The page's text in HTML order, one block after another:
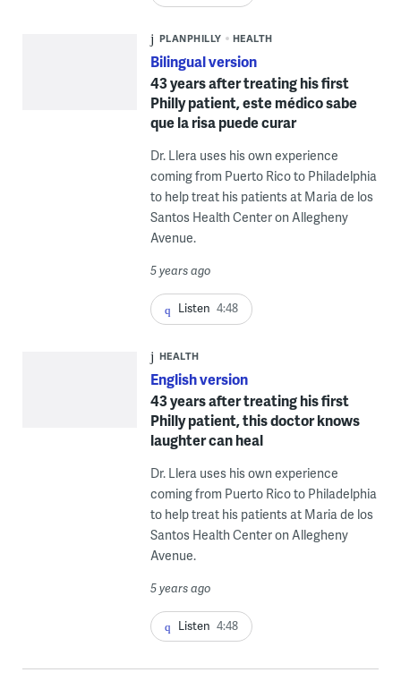
PLANPHILLY HEALTH
Bilingual version
43 years after treating his first
Philly patient, este médico sabe
que la risa puede curar
Dr. Llera uses his own experience
coming from Puerto Rico to Philadelphia
to help treat his patients at Maria de los
Santos Health Center on Allegheny
Avenue.
5 years ago
Listen 4:48
HEALTH
English version
43 years after treating his first
Philly patient, this doctor knows
laughter can heal
Dr. Llera uses his own experience
coming from Puerto Rico to Philadelphia
to help treat his patients at Maria de los
Santos Health Center on Allegheny
Avenue.
5 years ago
Listen 4:48